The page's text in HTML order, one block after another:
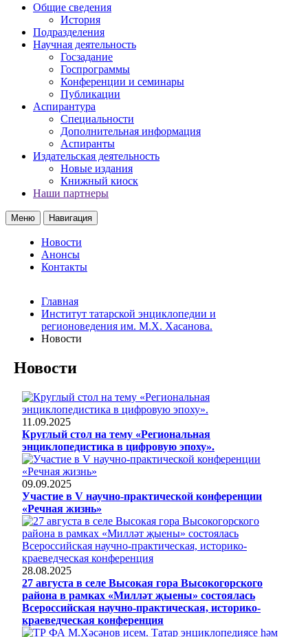
Общие сведения
История
Подразделения
Научная деятельность
Госзадание
Госпрограммы
Конференции и семинары
Публикации
Аспирантура
Специальности
Дополнительная информация
Аспиранты
Издательская деятельность
Новые издания
Книжный киоск
Наши партнеры
Меню Навигация
Новости
Анонсы
Контакты
Главная
Институт татарской энциклопедии и
регионоведения им. М.Х. Хасанова.
Новости
Новости
11.09.2025
Круглый стол на тему «Региональная
энциклопедистика в цифровую эпоху».
09.09.2025
Участие в V научно-практической конференции
«Речная жизнь»
28.08.2025
27 августа в селе Высокая гора Высокогорского
района в рамках «Милләт җыены» состоялась
Всероссийская научно-практическая, историко-
краеведческая конференция